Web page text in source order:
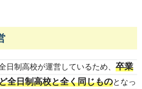
日制高校が運営しているため、 卒業
全日制高校と全く同じものとなっ